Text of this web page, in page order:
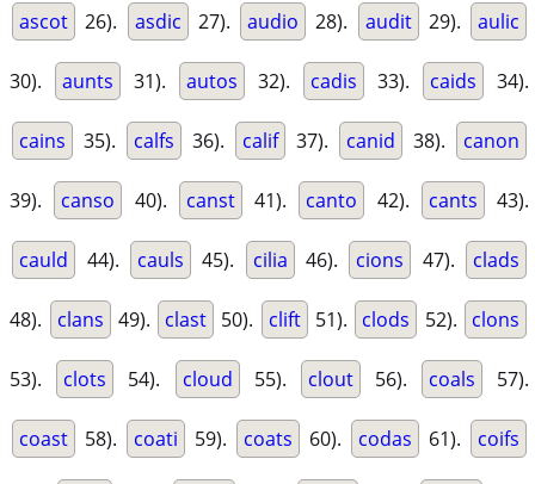
ascot 26). asdic 27). audio 28). audit 29). aulic
30). aunts 31). autos 32). cadis 33). caids 34).
cains 35). calfs 36). calif 37). canid 38). canon
39). canso 40). canst 41). canto 42). cants 43).
cauld 44). cauls 45). cilia 46). cions 47). clads
48). clans 49). clast 50). clift 51). clods 52). clons
53). clots 54). cloud 55). clout 56). coals 57).
coast 58). coati 59). coats 60). codas 61). coifs